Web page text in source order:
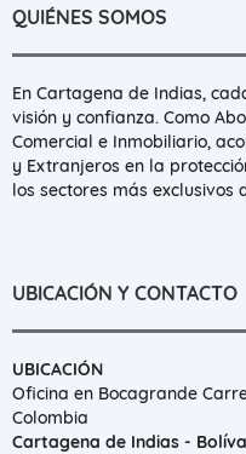
QUIÉNES SOMOS
En Cartagena de Indias,
visión y confianza. Como
Comercial e Inmobiliario,
y Extranjeros en la
los sectores más exclusivos
UBICACIÓN Y CONTACTO
UBICACIÓN
Oficina en Bocagrande
Colombia
Cartagena de Indias -